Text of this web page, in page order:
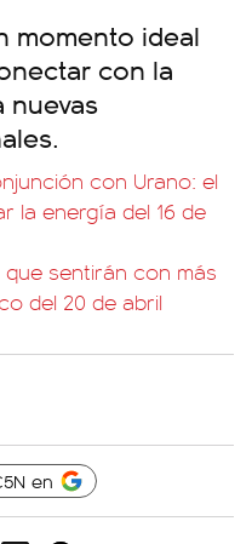
momento ideal
con la
nuevas
con Urano: el
la energía del 16 de
sentirán con más
del 20 de abril
en